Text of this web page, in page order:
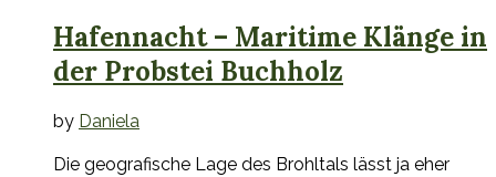
Hafennacht – Maritime Klänge in
der Probstei Buchholz
by Daniela
Die geografische Lage des Brohltals lässt ja eher